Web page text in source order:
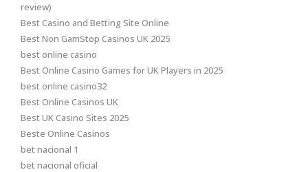
review)
Best Casino and Betting Site Online
Best Non GamStop Casinos UK 2025
best online casino
Best Online Casino Games for UK Players in 2025
best online casino32
Best Online Casinos UK
Best UK Casino Sites 2025
Beste Online Casinos
bet nacional 1
bet nacional oficial